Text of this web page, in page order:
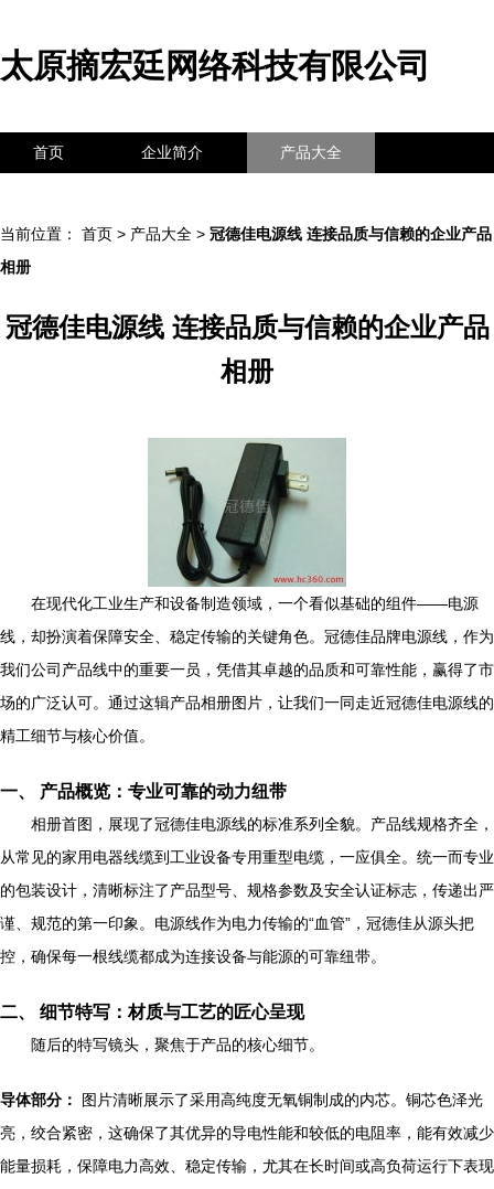
太原摘宏廷网络科技有限公司
首页 企业简介 产品大全
当前位置： 首页 > 产品大全 > 冠德佳电源线 连接品质与信赖的企业产品
相册
冠德佳电源线 连接品质与信赖的企业产品
相册
在现代化工业生产和设备制造领域，一个看似基础的组件——电源
线，却扮演着保障安全、稳定传输的关键角色。冠德佳品牌电源线，作为
我们公司产品线中的重要一员，凭借其卓越的品质和可靠性能，赢得了市
场的广泛认可。通过这辑产品相册图片，让我们一同走近冠德佳电源线的
精工细节与核心价值。
一、 产品概览：专业可靠的动力纽带
相册首图，展现了冠德佳电源线的标准系列全貌。产品线规格齐全，
从常见的家用电器线缆到工业设备专用重型电缆，一应俱全。统一而专业
的包装设计，清晰标注了产品型号、规格参数及安全认证标志，传递出严
谨、规范的第一印象。电源线作为电力传输的“血管”，冠德佳从源头把
控，确保每一根线缆都成为连接设备与能源的可靠纽带。
二、 细节特写：材质与工艺的匠心呈现
随后的特写镜头，聚焦于产品的核心细节。
导体部分：
图片清晰展示了采用高纯度无氧铜制成的内芯。铜芯色泽光
亮，绞合紧密，这确保了其优异的导电性能和较低的电阻率，能有效减少
能量损耗，保障电力高效、稳定传输，尤其在长时间或高负荷运行下表现